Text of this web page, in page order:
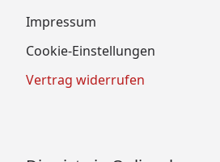
Impressum
Cookie-Einstellungen
Vertrag widerrufen